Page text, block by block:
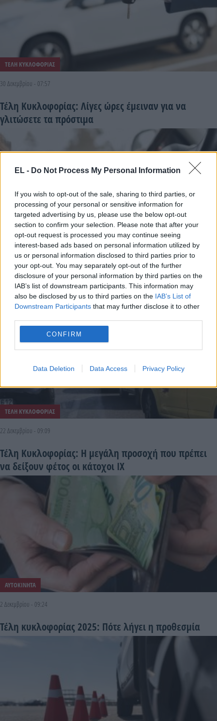
EL - Do Not Process My Personal Information
If you wish to opt-out of the sale, sharing to third parties, or
processing of your personal or sensitive information for
targeted advertising by us, please use the below opt-out
section to confirm your selection. Please note that after your
opt-out request is processed you may continue seeing
interest-based ads based on personal information utilized by
us or personal information disclosed to third parties prior to
your opt-out. You may separately opt-out of the further
disclosure of your personal information by third parties on the
IAB’s list of downstream participants. This information may
also be disclosed by us to third parties on the IAB’s List of
Downstream Participants that may further disclose it to other
CONFIRM
Data Deletion Data Access Privacy Policy
ΤΕΛΗ ΚΥΚΛΟΦΟΡΙΑΣ
30 Δεκεμβρίου - 07:57
Τέλη Κυκλοφορίας: Λίγες ώρες έμειναν για να
γλιτώσετε τα πρόστιμα
ΤΕΛΗ ΚΥΚΛΟΦΟΡΙΑΣ
27 Δεκεμβρίου - 17:27
Τέλη Κυκλοφορίας: Τι θα πληρώσουν όσοι δεν
προλάβουν την προθεσμία
ΤΕΛΗ ΚΥΚΛΟΦΟΡΙΑΣ
22 Δεκεμβρίου - 09:09
Τέλη Κυκλοφορίας: Η μεγάλη προσοχή που πρέπει
να δείξουν φέτος οι κάτοχοι ΙΧ
ΑΥΤΟΚΙΝΗΤΑ
2 Δεκεμβρίου - 09:24
Τέλη κυκλοφορίας 2025: Πότε λήγει η προθεσμία